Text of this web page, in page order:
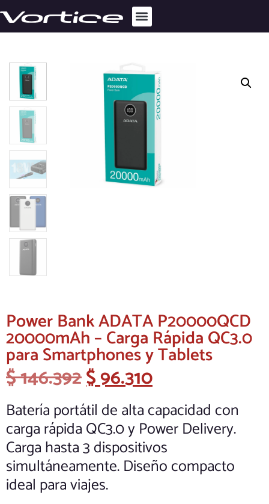
Power Bank ADATA P20000QCD
20000mAh – Carga Rápida QC3.0
para Smartphones y Tablets
$146.392$96.310
Batería portátil de alta capacidad con
carga rápida QC3.0 y Power Delivery.
Carga hasta 3 dispositivos
simultáneamente. Diseño compacto
ideal para viajes.